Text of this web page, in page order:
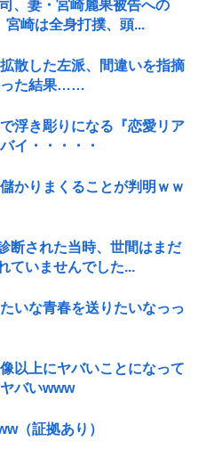
、妻・宮崎麗果被告への
崎は全身打撲、頭...
散した左派、間違いを指摘
った結果……
浮き彫りになる『恋愛リア
イ・・・・・
かりまくることが判明ｗｗ
断された当時、世間はまだ
ていませんでした...
いな青春を送りたいなっっ
以上にヤバいことになって
バいwww
（証拠あり）